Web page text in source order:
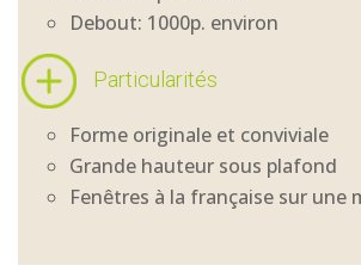
Debout: 1000p. environ
Particularités
Forme originale et conviviale
Grande hauteur sous plafond
Fenêtres à la française sur une